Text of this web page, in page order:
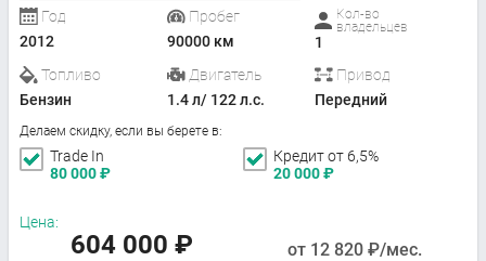
Год
2012
Пробег
90000 км
Кол-во
владельцев
1
Топливо
Бензин
Двигатель
1.4 л/ 122 л.с.
Привод
Передний
Делаем скидку, если вы берете в:
Trade In
80 000₽
Кредит от 6,5%
20 000₽
Цена:
604 000 ₽ от 12 820 ₽/мес.